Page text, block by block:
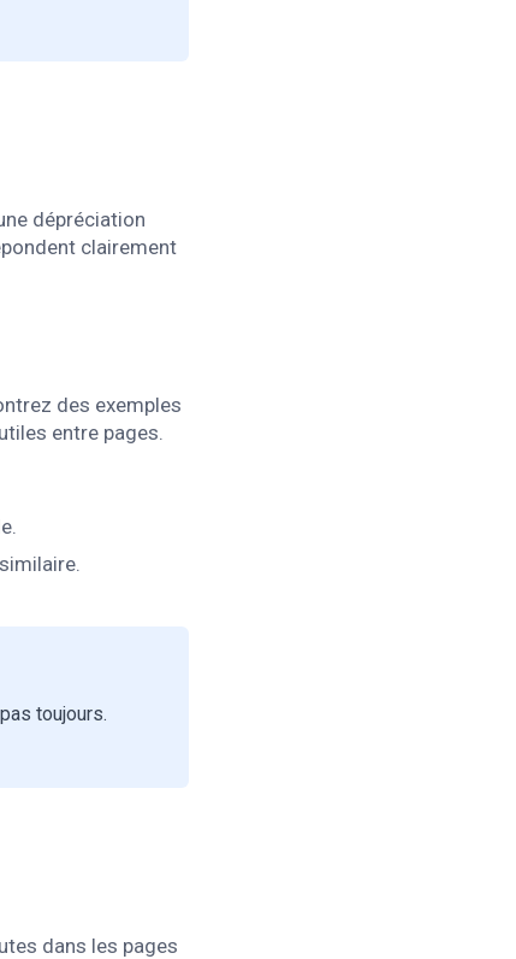
dépréciation
clairement
des exemples
entre pages.
toujours.
dans les pages